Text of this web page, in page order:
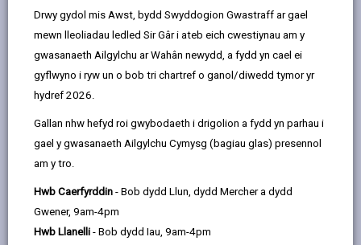
Drwy gydol mis Awst, bydd Swyddogion Gwastraff ar gael
mewn lleoliadau ledled Sir Gâr i ateb eich cwestiynau am y
gwasanaeth Ailgylchu ar Wahân newydd, a fydd yn cael ei
gyflwyno i ryw un o bob tri chartref o ganol/diwedd tymor yr
hydref 2026.
Gallan nhw hefyd roi gwybodaeth i drigolion a fydd yn parhau i
gael y gwasanaeth Ailgylchu Cymysg (bagiau glas) presennol
am y tro.
Hwb Caerfyrddin - Bob dydd Llun, dydd Mercher a dydd
Gwener, 9am-4pm
Hwb Llanelli - Bob dydd Iau, 9am-4pm
Maethu
Digwyddiadau
Canolfan Gwlyptir Llanelli (Gorffennaf)
Digwyddiadau
GOR
27
Canolfan Gwlyptir Llanelli
Amser: 10yb - 1yp
Lleoliad: Canolfan Gwlyptir Llanelli